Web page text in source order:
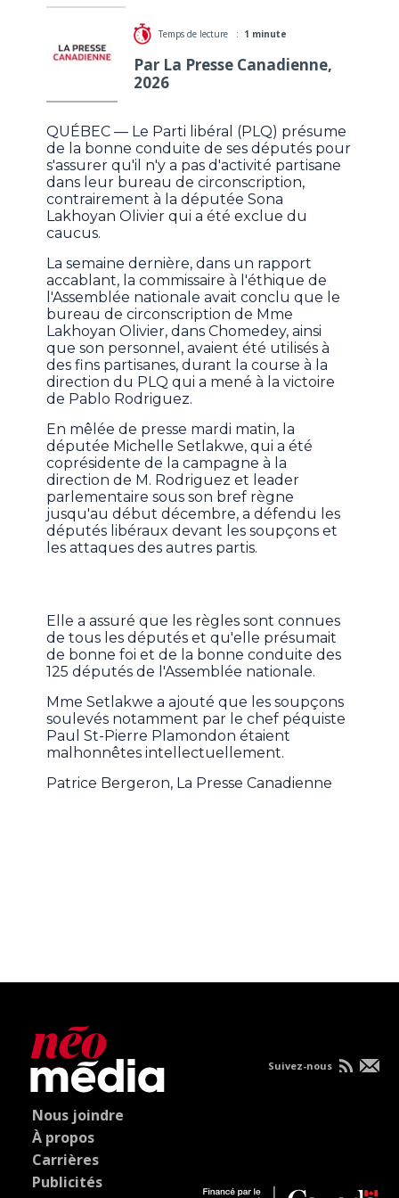
Temps de lecture : 1 minute
Par La Presse Canadienne,
2026
QUÉBEC — Le Parti libéral (PLQ) présume
de la bonne conduite de ses députés pour
s'assurer qu'il n'y a pas d'activité partisane
dans leur bureau de circonscription,
contrairement à la députée Sona
Lakhoyan Olivier qui a été exclue du
caucus.
La semaine dernière, dans un rapport
accablant, la commissaire à l'éthique de
l'Assemblée nationale avait conclu que le
bureau de circonscription de Mme
Lakhoyan Olivier, dans Chomedey, ainsi
que son personnel, avaient été utilisés à
des fins partisanes, durant la course à la
direction du PLQ qui a mené à la victoire
de Pablo Rodriguez.
En mêlée de presse mardi matin, la
députée Michelle Setlakwe, qui a été
coprésidente de la campagne à la
direction de M. Rodriguez et leader
parlementaire sous son bref règne
jusqu'au début décembre, a défendu les
députés libéraux devant les soupçons et
les attaques des autres partis.
Elle a assuré que les règles sont connues
de tous les députés et qu'elle présumait
de bonne foi et de la bonne conduite des
125 députés de l'Assemblée nationale.
Mme Setlakwe a ajouté que les soupçons
soulevés notamment par le chef péquiste
Paul St-Pierre Plamondon étaient
malhonnêtes intellectuellement.
Patrice Bergeron, La Presse Canadienne
Nous joindre
À propos
Carrières
Publicités
Suivez-nous